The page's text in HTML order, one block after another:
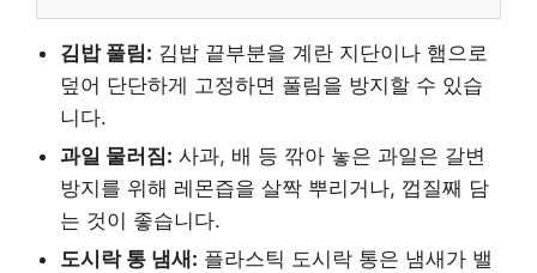
김밥 풀림: 김밥 끝부분을 계란 지단이나 햄으로
덮어 단단하게 고정하면 풀림을 방지할 수 있습
니다.
과일 물러짐: 사과, 배 등 깎아 놓은 과일은 갈변
방지를 위해 레몬즙을 살짝 뿌리거나, 껍질째 담
는 것이 좋습니다.
도시락 통 냄새: 플라스틱 도시락 통은 냄새가 밸